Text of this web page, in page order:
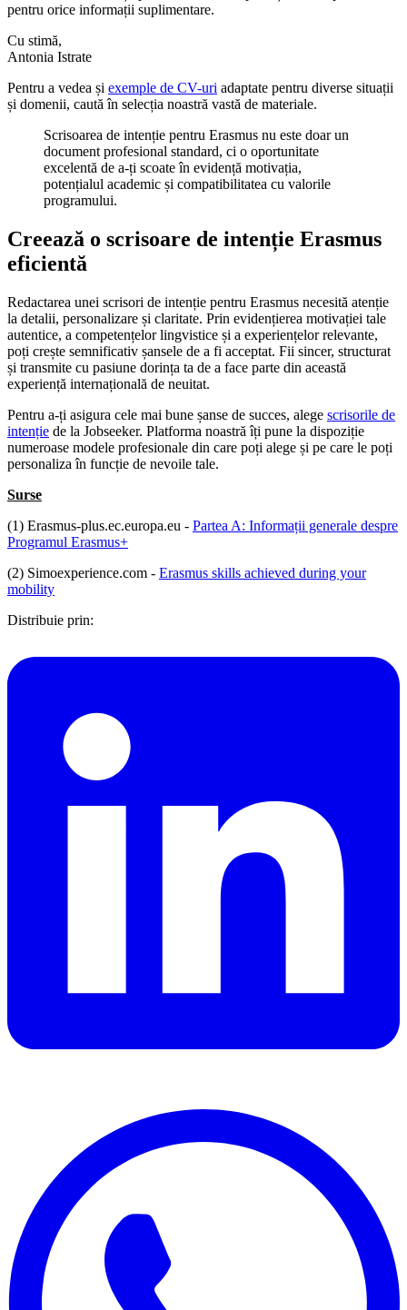
pentru orice informații suplimentare.
Cu stimă,
Antonia Istrate
Pentru a vedea și exemple de CV-uri adaptate pentru diverse situații
și domenii, caută în selecția noastră vastă de materiale.
Scrisoarea de intenție pentru Erasmus nu este doar un
document profesional standard, ci o oportunitate
excelentă de a-ți scoate în evidență motivația,
potențialul academic și compatibilitatea cu valorile
programului.
Creează o scrisoare de intenție Erasmus
eficientă
Redactarea unei scrisori de intenție pentru Erasmus necesită atenție
la detalii, personalizare și claritate. Prin evidențierea motivației tale
autentice, a competențelor lingvistice și a experiențelor relevante,
poți crește semnificativ șansele de a fi acceptat. Fii sincer, structurat
și transmite cu pasiune dorința ta de a face parte din această
experiență internațională de neuitat.
Pentru a-ți asigura cele mai bune șanse de succes, alege scrisorile de
intenție de la Jobseeker. Platforma noastră îți pune la dispoziție
numeroase modele profesionale din care poți alege și pe care le poți
personaliza în funcție de nevoile tale.
Surse
(1) Erasmus-plus.ec.europa.eu - Partea A: Informații generale despre
Programul Erasmus+
(2) Simoexperience.com - Erasmus skills achieved during your
mobility
Distribuie prin: